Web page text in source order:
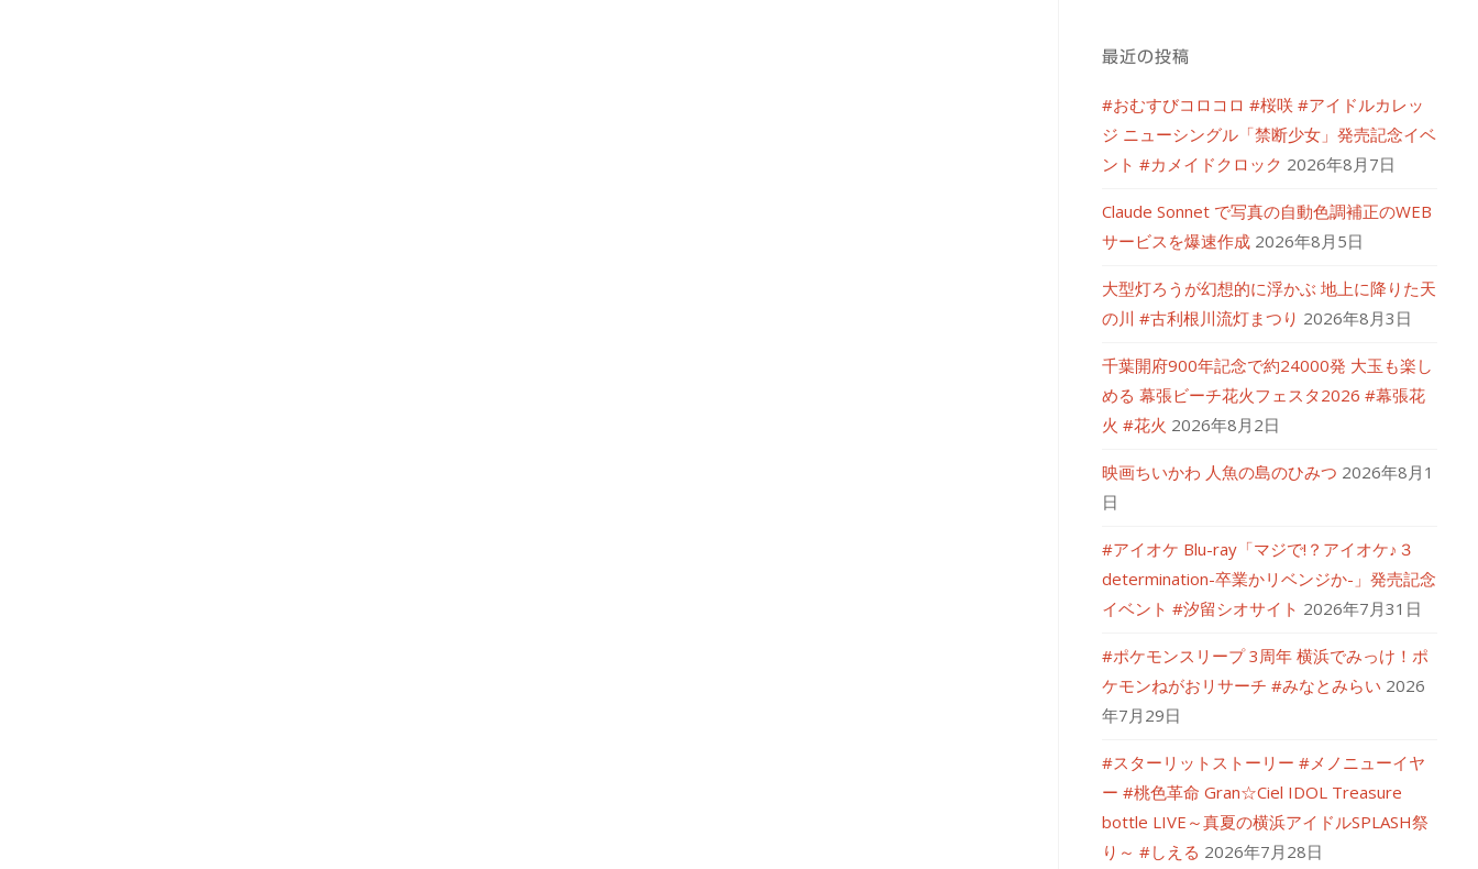
最近の投稿
#おむすびコロコロ #桜咲 #アイドルカレッ
ジ ニューシングル「禁断少女」発売記念イベ
ント #カメイドクロック 2026年8月7日
Claude Sonnet で写真の自動色調補正のWEB
サービスを爆速作成 2026年8月5日
大型灯ろうが幻想的に浮かぶ 地上に降りた天
の川 #古利根川流灯まつり 2026年8月3日
千葉開府900年記念で約24000発 大玉も楽し
める 幕張ビーチ花火フェスタ2026 #幕張花
火 #花火 2026年8月2日
映画ちいかわ 人魚の島のひみつ 2026年8月1
日
#アイオケ Blu-ray「マジで!？アイオケ♪３
determination-卒業かリベンジか-」発売記念
イベント #汐留シオサイト 2026年7月31日
#ポケモンスリープ 3周年 横浜でみっけ！ポ
ケモンねがおリサーチ #みなとみらい 2026
年7月29日
#スターリットストーリー #メノニューイヤ
ー #桃色革命 Gran☆Ciel IDOL Treasure
bottle LIVE～真夏の横浜アイドルSPLASH祭
り～ #しえる 2026年7月28日